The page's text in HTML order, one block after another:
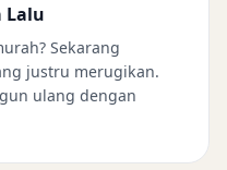
Lalu
Sekarang
justru merugikan.
ulang dengan